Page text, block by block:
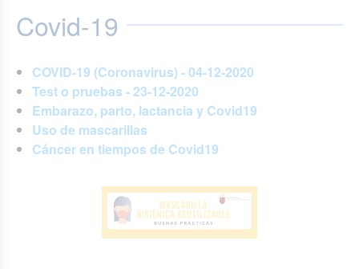
Covid-19
COVID-19 (Coronavirus) - 04-12-2020
Test o pruebas - 23-12-2020
Embarazo, parto, lactancia y Covid19
Uso de mascarillas
Cáncer en tiempos de Covid19